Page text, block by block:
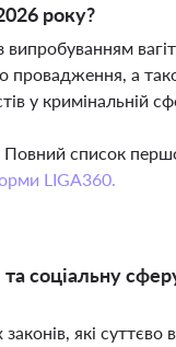
року?
провадження, а
у кримінальній
Повний список
LIGA360.
та соціальну
які